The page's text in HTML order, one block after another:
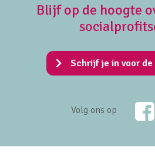
Blijf op de hoogte
Schrijf je in voor
Volg ons op